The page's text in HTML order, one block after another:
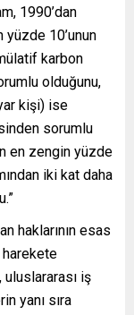
1990’dan
yüzde 10’unun
karbon
olduğunu,
kişi) ise
sorumlu
en zengin yüzde
iki kat daha
haklarının esas
harekete
iş
yanı sıra